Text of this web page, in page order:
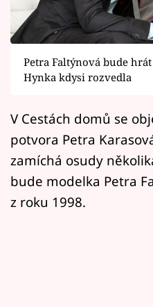
Sledujte prima+
Filmový festival
Pořady
Mámy sobě
Přihlášení
Sledujte nás
Petra Faltýnová bude
Hynka kdysi rozvedla
V Cestách domů se
potvora Petra
zamíchá osudy
bude modelka Petra
z roku 1998.